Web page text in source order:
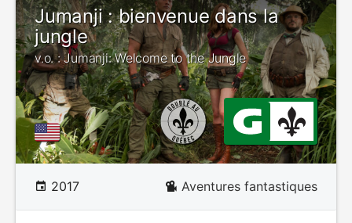
Jumanji : bienvenue dans la
jungle
v.o. : Jumanji: Welcome to the Jungle
2017 Aventures fantastiques